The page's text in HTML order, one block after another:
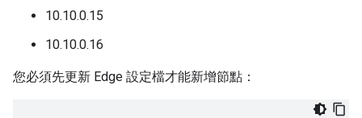
10.10.0.15
10.10.0.16
您必須先更新 Edge 設定檔才能新增節點：